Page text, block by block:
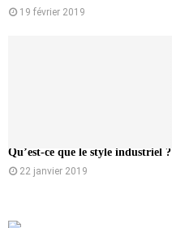
19 février 2019
Qu’est-ce que le style industriel ?
22 janvier 2019